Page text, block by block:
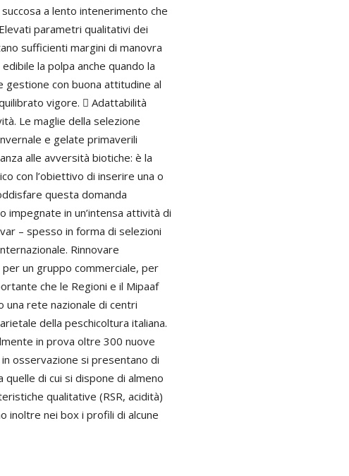
a lento intenerimento che
parametri qualitativi dei
sufficienti margini di manovra
la polpa anche quando la
gestione con buona attitudine al
vigore.  Adattabilità
Le maglie della selezione
e gelate primaverili
alle avversità biotiche: è la
con l’obiettivo di inserire una o
questa domanda
impegnate in un’intensa attività di
– spesso in forma di selezioni
Rinnovare
un gruppo commerciale, per
che le Regioni e il Mipaaf
una rete nazionale di centri
della peschicoltura italiana.
in prova oltre 300 nuove
osservazione si presentano di
di cui si dispone di almeno
qualitative (RSR, acidità)
inoltre nei box i profili di alcune